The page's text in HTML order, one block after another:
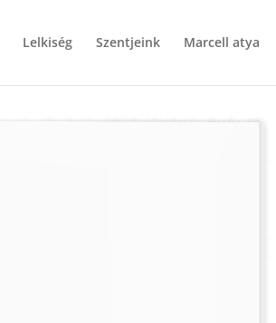
Lelkiség Szentjeink Marcell atya